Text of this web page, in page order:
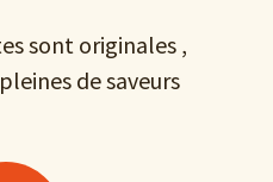
sont originales ,
de saveurs